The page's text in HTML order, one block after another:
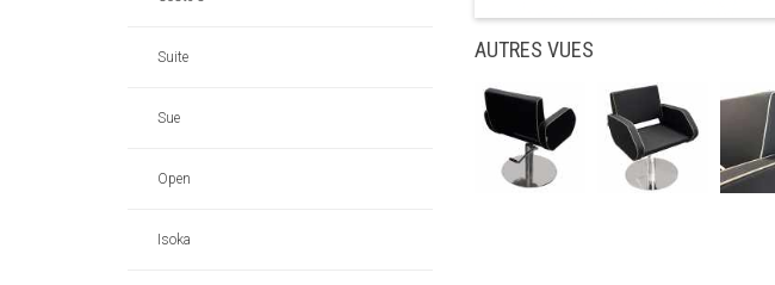
Suite
Sue
Open
Isoka
AUTRES VUES